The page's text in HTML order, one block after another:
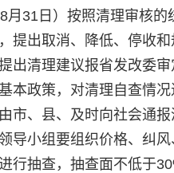
8月31日）按照清理审核
提出取消、降低、停收
出清理建议报省发改委
本政策，对清理自查情
市、县、及时向社会通
导小组要组织价格、纠
行抽查，抽查面不低于